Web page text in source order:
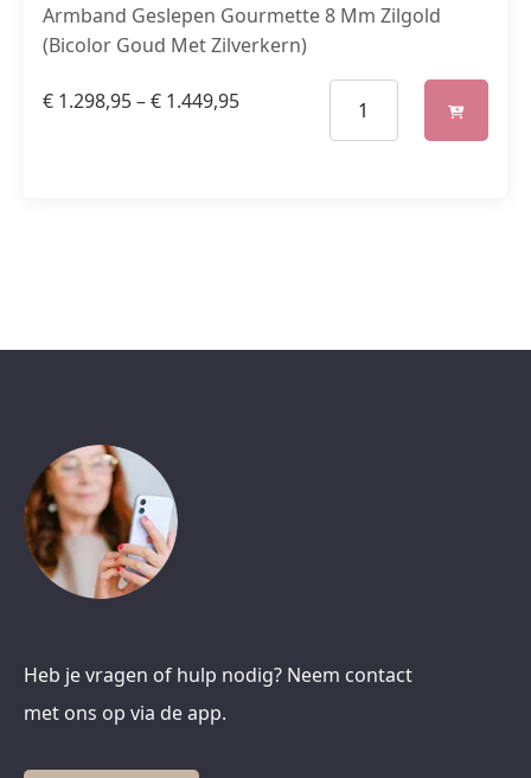
Armband Geslepen Gourmette 8 Mm Zilgold
(Bicolor Goud Met Zilverkern)
€ 1.298,95–€ 1.449,95
Heb je vragen of hulp nodig? Neem contact
met ons op via de app.